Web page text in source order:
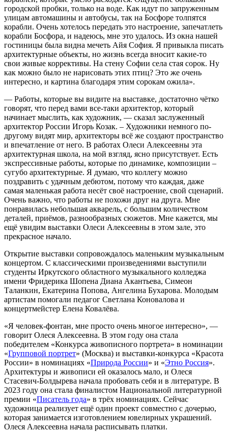
городской пробки, только на воде. Как идут по запруженным
улицам автомашины и автобусы, так на Босфоре толпятся
корабли. Очень хотелось передать это настроение, запечатлеть
корабли Босфора, и надеюсь, мне это удалось. Из окна нашей
гостиницы была видна мечеть Айя София. Я привыкла писать
архитектурные объекты, но жизнь всегда вносит какие-то
свои живые коррективы. На стену Софии села стая сорок. Ну
как можно было не нарисовать этих птиц? Это же очень
интересно, и картина благодаря этим сорокам ожила».
— Работы, которые вы видите на выставке, достаточно чётко
говорят, что перед вами все-таки архитектор, который
начинает мыслить, как художник, — сказал заслуженный
архитектор России Игорь Козак. – Художники немного по-
другому видят мир, архитекторы всё же создают пространство
и впечатление от него. В работах Олеси Алексеевны эта
архитектурная школа, на мой взгляд, ясно присутствует. Есть
экспрессивные работы, которые по динамике, композиции –
сугубо архитектурные. Я думаю, что коллегу можно
поздравить с удачным дебютом, потому что каждая, даже
самая маленькая работа несёт своё настроение, свой сценарий.
Очень важно, что работы не похожи друг на друга. Мне
понравилась небольшая акварель, с большим количеством
деталей, приёмов, разнообразных сюжетов. Мне кажется, мы
ещё увидим выставки Олеси Алексеевны в этом зале, это
прекрасное начало.
Открытие выставки сопровождалось маленьким музыкальным
концертом. С классическими произведениями выступили
студенты Иркутского областного музыкального колледжа
имени Фридерика Шопена Диана Акантьева, Симеон
Таланкин, Екатерина Попова, Ангелина Бухарова. Молодым
артистам помогали педагог Светлана Коновалова и
концертмейстер Елена Ковалёва.
«Я человек-фонтан, мне просто очень многое интересно», —
говорит Олеся Алексеевна. В этом году она стала
победителем «Конкурса живописного портрета» в номинации
«Групповой портрет» (Москва) и выставки-конкурса «Красота
России» в номинациях «Природа России» и «Этно Россия».
Архитектуры и живописи ей оказалось мало, и Олеся
Стасевич-Болдырева начала пробовать себя и в литературе. В
2023 году она стала финалистом Национальной литературной
премии «Писатель года» в трёх номинациях. Сейчас
художница реализует ещё один проект совместно с дочерью,
которая занимается изготовлением ювелирных украшений.
Олеся Алексеевна начала расписывать платки.